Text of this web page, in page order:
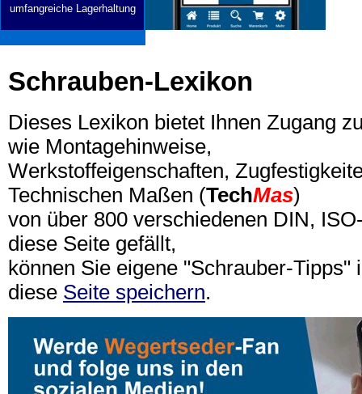
umfangreiche Lagerhaltung
Schrauben-Lexikon
Dieses Lexikon bietet Ihnen Zugang
wie Montagehinweise,
Werkstoffeigenschaften,
Technischen Maßen (TechMas)
von über 800 verschiedenen DIN,
diese Seite gefällt,
können Sie eigene "Schrauber-Tipps"
diese Seite speichern.